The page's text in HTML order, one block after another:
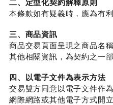
二、定型化契約解釋原則
本條款如有疑義時，應為有
三、商品資訊
商品交易頁面呈現之商品名
其他相關資訊，為契約之一部
四、以電子文件為表示方法
交易雙方同意以電子文件作
網際網路或其他電子方式開